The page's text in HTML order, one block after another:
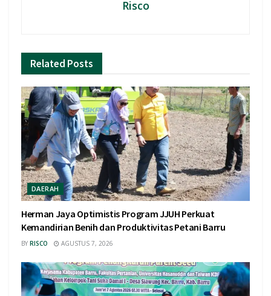
Risco
Related Posts
DAERAH
Herman Jaya Optimistis Program JJUH Perkuat
Kemandirian Benih dan Produktivitas Petani Barru
BY RISCO AGUSTUS 7, 2026